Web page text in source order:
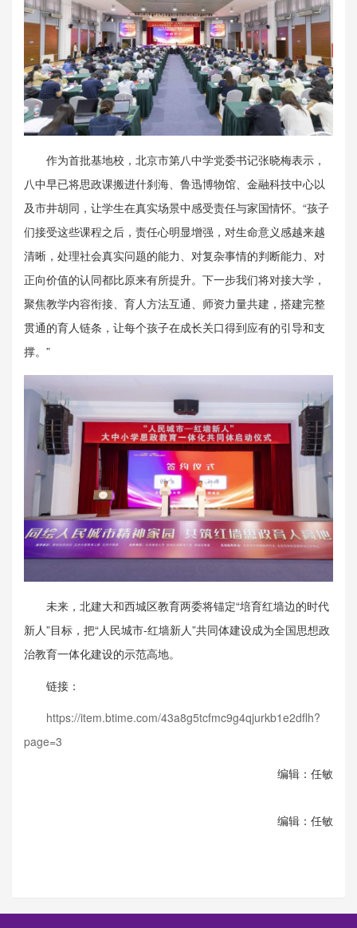
作为首批基地校，北京市第八中学党委书记张晓梅表示，
八中早已将思政课搬进什刹海、鲁迅博物馆、金融科技中心以
及市井胡同，让学生在真实场景中感受责任与家国情怀。“孩子
们接受这些课程之后，责任心明显增强，对生命意义感越来越
清晰，处理社会真实问题的能力、对复杂事情的判断能力、对
正向价值的认同都比原来有所提升。下一步我们将对接大学，
聚焦教学内容衔接、育人方法互通、师资力量共建，搭建完整
贯通的育人链条，让每个孩子在成长关口得到应有的引导和支
撑。”
未来，北建大和西城区教育两委将锚定“培育红墙边的时代
新人”目标，把“人民城市-红墙新人”共同体建设成为全国思想政
治教育一体化建设的示范高地。
链接：
https://item.btime.com/43a8g5tcfmc9g4qjurkb1e2dflh?
page=3
编辑：任敏
编辑：任敏